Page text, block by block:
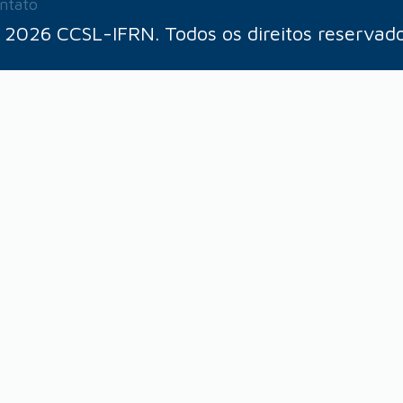
CCSL-IFRN. Todos os direitos